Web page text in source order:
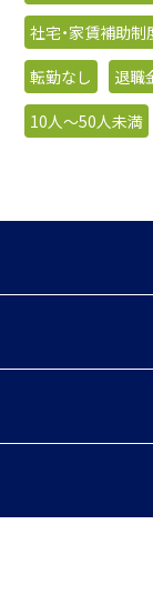
社宅・家賃補助制
転勤なし
退職
10人〜50人未満